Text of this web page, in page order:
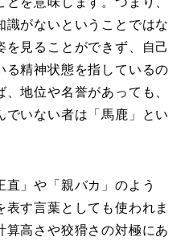
識がないということではな
を見ることができず、自己
る精神状態を指しているの
地位や名誉があっても、
でいない者は「馬鹿」とい
」や「親バカ」のよう
す言葉としても使われま
算高さや狡猾さの対極にあ